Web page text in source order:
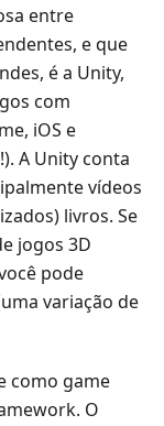
entre
e que
é a Unity,
com
iOS e
A Unity conta
vídeos
livros. Se
jogos 3D
pode
variação de
como game
O